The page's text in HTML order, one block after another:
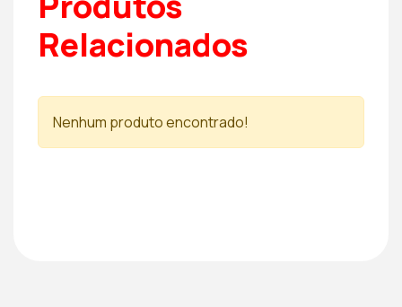
Relacionados
Nenhum produto encontrado!